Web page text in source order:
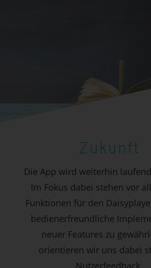
Zukunft
Die App wird weiterhin
Im Fokus dabei stehen vor
Funktionen für den
bedienerfreundliche
neuer Features zu
orientieren wir uns dabei
Nutzerfeedback.